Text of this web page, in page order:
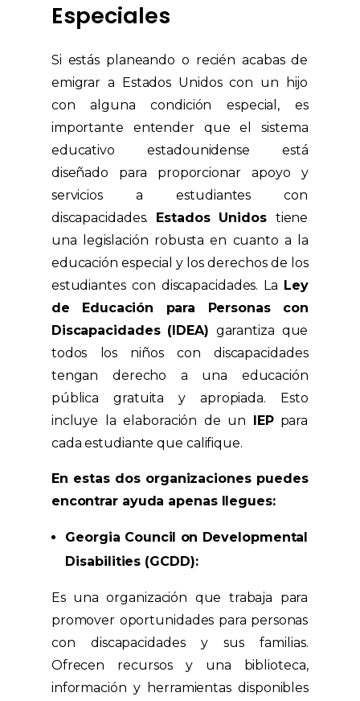
Especiales
Si estás planeando o recién acabas de
emigrar a Estados Unidos con un hijo
con alguna condición especial, es
importante entender que el sistema
educativo estadounidense está
diseñado para proporcionar apoyo y
servicios a estudiantes con
discapacidades. Estados Unidostiene
una legislación robusta en cuanto a la
educación especial y los derechos de los
estudiantes con discapacidades. La Ley
de Educación para Personas con
Discapacidades (IDEA) garantiza que
todos los niños con discapacidades
tengan derecho a una educación
pública gratuita y apropiada. Esto
incluye la elaboración de un IEPpara
cada estudiante que califique.
En estas dos organizaciones puedes
encontrar ayuda apenas llegues:
Georgia Council on Developmental
Disabilities (GCDD):
Es una organización que trabaja para
promover oportunidades para personas
con discapacidades y sus familias.
Ofrecen recursos y una biblioteca,
información y herramientas disponibles